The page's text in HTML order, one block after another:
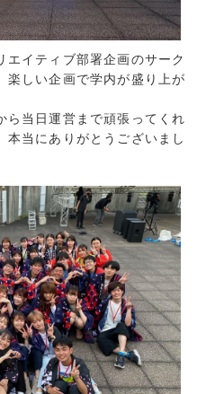
エイティブ部署企画のサーク
楽しい企画で学内が盛り上が
ら当日運営まで頑張ってくれ
本当にありがとうございまし